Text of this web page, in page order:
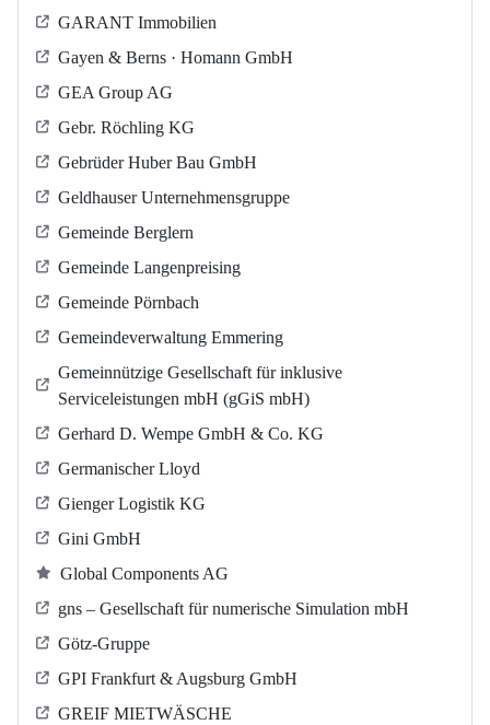
GARANT Immobilien
Gayen & Berns · Homann GmbH
GEA Group AG
Gebr. Röchling KG
Gebrüder Huber Bau GmbH
Geldhauser Unternehmensgruppe
Gemeinde Berglern
Gemeinde Langenpreising
Gemeinde Pörnbach
Gemeindeverwaltung Emmering
Gemeinnützige Gesellschaft für inklusive
Serviceleistungen mbH (gGiS mbH)
Gerhard D. Wempe GmbH & Co. KG
Germanischer Lloyd
Gienger Logistik KG
Gini GmbH
Global Components AG
gns – Gesellschaft für numerische Simulation mbH
Götz-Gruppe
GPI Frankfurt & Augsburg GmbH
GREIF MIETWÄSCHE